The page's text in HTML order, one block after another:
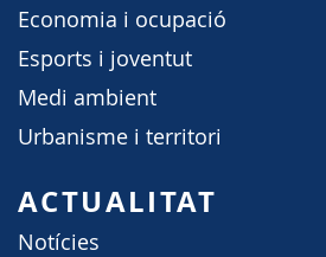
Economia i ocupació
Esports i joventut
Medi ambient
Urbanisme i territori
ACTUALITAT
Notícies